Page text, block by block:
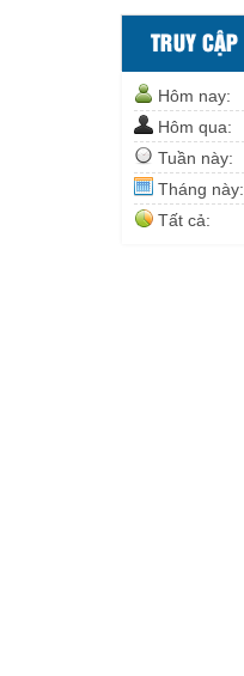
TRUY CẬP
Hôm nay:
Hôm qua:
Tuần này:
Tháng này:
Tất cả: